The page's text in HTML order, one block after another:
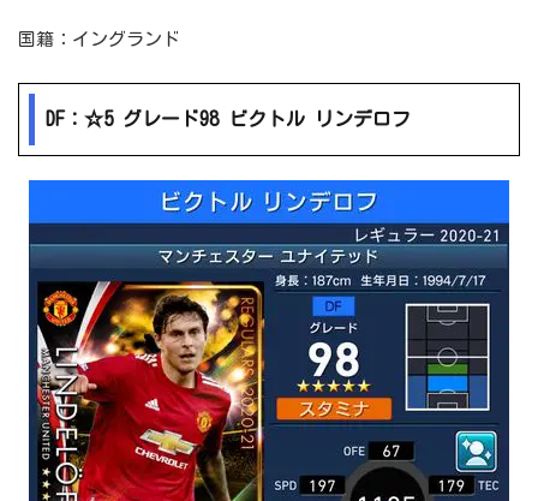
国籍：イングランド
DF：☆5 グレード98 ビクトル リンデロフ